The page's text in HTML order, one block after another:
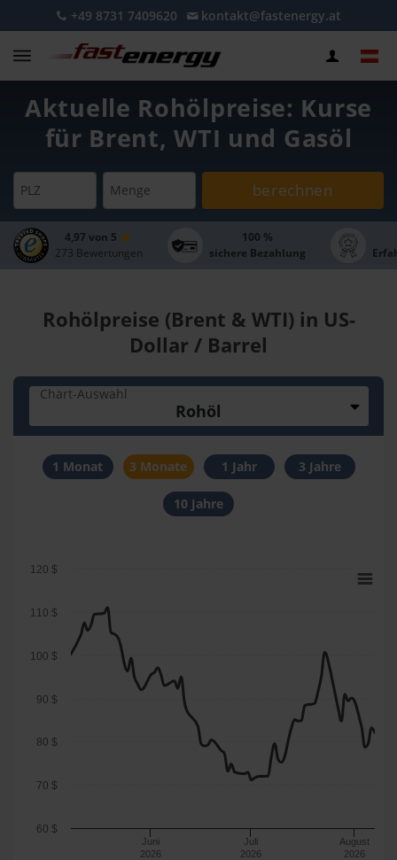
+49 8731 7409620 kontakt@fastenergy.at
Aktuelle Rohölpreise: Kurse
für Brent, WTI und Gasöl
PLZ Menge berechnen
4,97 von 5
273 Bewertungen
100 %
sichere Bezahlung
Rohölpreise (Brent & WTI) in US-
Dollar / Barrel
Chart-Auswahl
Rohöl
1 Monat 3 Monate 1 Jahr 3 Jahre
10 Jahre
Juni
2026
Juli
2026
August
2026
60 $
70 $
80 $
90 $
100 $
110 $
120 $